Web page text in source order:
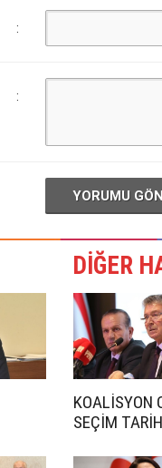
:
:
YORUMU
DİĞER
KOALİSYON
SEÇİM